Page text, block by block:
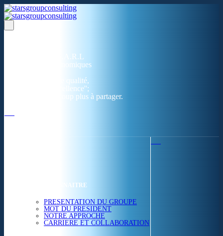
Un réseau de 05 S.A.R.L
dans 03 zones économiques
''Des prestations de qualité,
la garantie de l'excellence'';
Nous avons beaucoup plus à partager.
NOUS CONNAITRE
PRESENTATION DU GROUPE
MOT DU PRESIDENT
NOTRE APPROCHE
CARRIERE ET COLLABORATION